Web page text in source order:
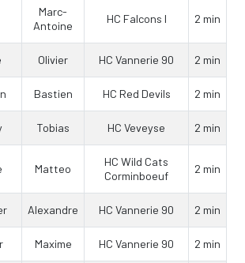
Marc-
Antoine
HC Falcons I 2 min
Olivier HC Vannerie 90 2 min
Bastien HC Red Devils 2 min
Tobias HC Veveyse 2 min
Matteo
HC Wild Cats
Corminboeuf
2 min
Alexandre HC Vannerie 90 2 min
Maxime HC Vannerie 90 2 min